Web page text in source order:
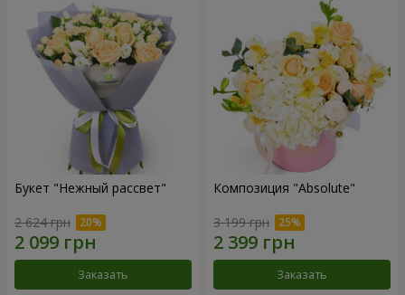
Букет "Нежный рассвет"
2 624 грн
Заказать
Композиция "Absolute"
3 199 грн
Заказать